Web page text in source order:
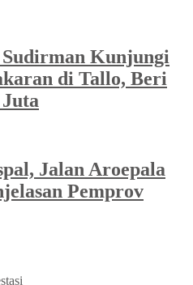
Kunjungi
di Tallo, Beri
Jalan Aroepala
Pemprov